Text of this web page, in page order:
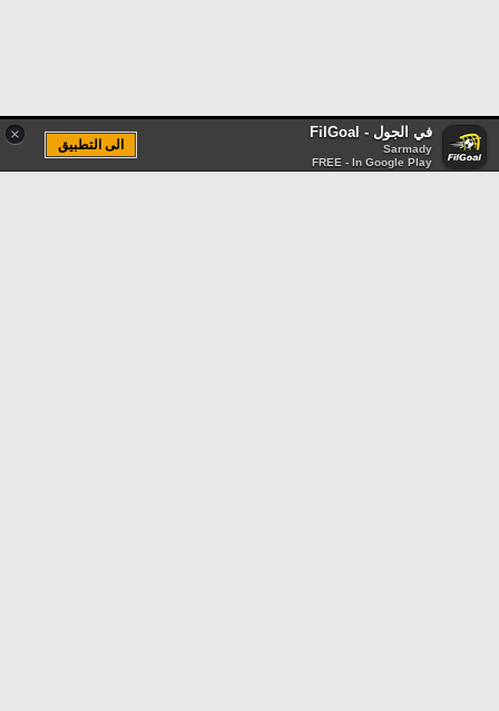
× في الجول - FilGoal
Sarmady
FREE - In Google Play
الى التطبيق